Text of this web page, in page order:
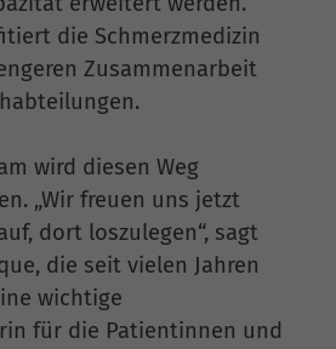
die Schmerzmedizin
Zusammenarbeit
wird diesen Weg
„Wir freuen uns jetzt
dort loszulegen“, sagt
die seit vielen Jahren
wichtige
für die Patientinnen und